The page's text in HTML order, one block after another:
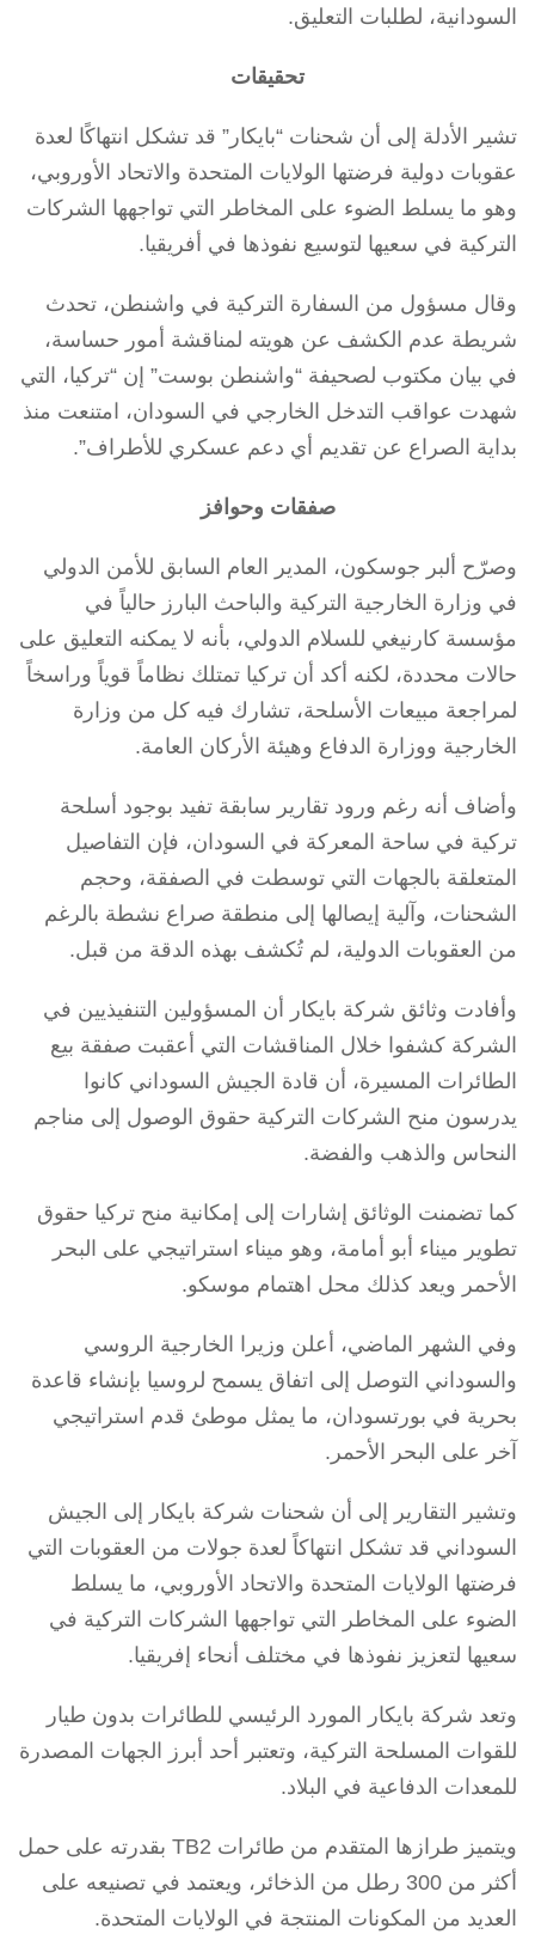
السودانية، لطلبات التعليق.
تحقيقات
تشير الأدلة إلى أن شحنات “بايكار” قد تشكل انتهاكًا لعدة
عقوبات دولية فرضتها الولايات المتحدة والاتحاد الأوروبي،
وهو ما يسلط الضوء على المخاطر التي تواجهها الشركات
التركية في سعيها لتوسيع نفوذها في أفريقيا.
وقال مسؤول من السفارة التركية في واشنطن، تحدث
شريطة عدم الكشف عن هويته لمناقشة أمور حساسة،
في بيان مكتوب لصحيفة “واشنطن بوست” إن “تركيا، التي
شهدت عواقب التدخل الخارجي في السودان، امتنعت منذ
بداية الصراع عن تقديم أي دعم عسكري للأطراف”.
صفقات وحوافز
وصرّح ألبر جوسكون، المدير العام السابق للأمن الدولي
في وزارة الخارجية التركية والباحث البارز حالياً في
مؤسسة كارنيغي للسلام الدولي، بأنه لا يمكنه التعليق على
حالات محددة، لكنه أكد أن تركيا تمتلك نظاماً قوياً وراسخاً
لمراجعة مبيعات الأسلحة، تشارك فيه كل من وزارة
الخارجية ووزارة الدفاع وهيئة الأركان العامة.
وأضاف أنه رغم ورود تقارير سابقة تفيد بوجود أسلحة
تركية في ساحة المعركة في السودان، فإن التفاصيل
المتعلقة بالجهات التي توسطت في الصفقة، وحجم
الشحنات، وآلية إيصالها إلى منطقة صراع نشطة بالرغم
من العقوبات الدولية، لم تُكشف بهذه الدقة من قبل.
وأفادت وثائق شركة بايكار أن المسؤولين التنفيذيين في
الشركة كشفوا خلال المناقشات التي أعقبت صفقة بيع
الطائرات المسيرة، أن قادة الجيش السوداني كانوا
يدرسون منح الشركات التركية حقوق الوصول إلى مناجم
النحاس والذهب والفضة.
كما تضمنت الوثائق إشارات إلى إمكانية منح تركيا حقوق
تطوير ميناء أبو أمامة، وهو ميناء استراتيجي على البحر
الأحمر ويعد كذلك محل اهتمام موسكو.
وفي الشهر الماضي، أعلن وزيرا الخارجية الروسي
والسوداني التوصل إلى اتفاق يسمح لروسيا بإنشاء قاعدة
بحرية في بورتسودان، ما يمثل موطئ قدم استراتيجي
آخر على البحر الأحمر.
وتشير التقارير إلى أن شحنات شركة بايكار إلى الجيش
السوداني قد تشكل انتهاكاً لعدة جولات من العقوبات التي
فرضتها الولايات المتحدة والاتحاد الأوروبي، ما يسلط
الضوء على المخاطر التي تواجهها الشركات التركية في
سعيها لتعزيز نفوذها في مختلف أنحاء إفريقيا.
وتعد شركة بايكار المورد الرئيسي للطائرات بدون طيار
للقوات المسلحة التركية، وتعتبر أحد أبرز الجهات المصدرة
للمعدات الدفاعية في البلاد.
ويتميز طرازها المتقدم من طائرات TB2 بقدرته على حمل
أكثر من 300 رطل من الذخائر، ويعتمد في تصنيعه على
العديد من المكونات المنتجة في الولايات المتحدة.